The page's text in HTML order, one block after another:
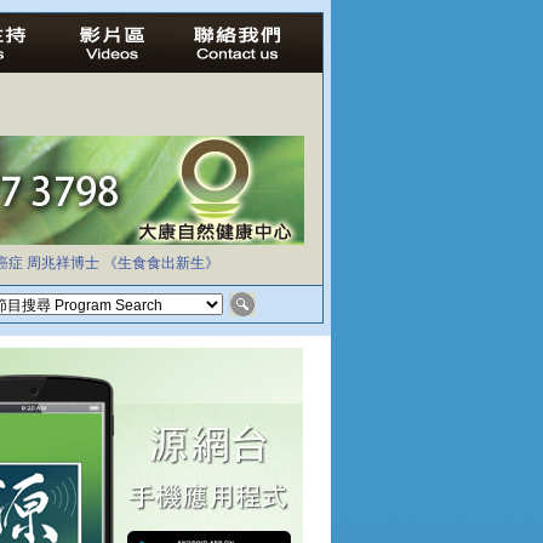
症 周兆祥博士 《生食食出新生》